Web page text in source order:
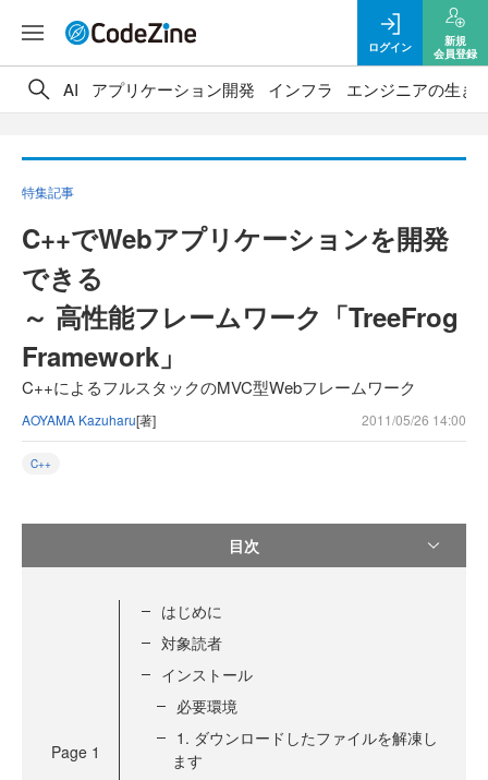
ログイン
新規
会員登録
AI アプリケーション開発 インフラ エンジニアの生き
特集記事
C++でWebアプリケーションを開発
できる
～ 高性能フレームワーク「TreeFrog
Framework」
C++によるフルスタックのMVC型Webフレームワーク
AOYAMA Kazuharu[著] 2011/05/26 14:00
C++
目次
Page 1
はじめに
対象読者
インストール
必要環境
1. ダウンロードしたファイルを解凍し
ます